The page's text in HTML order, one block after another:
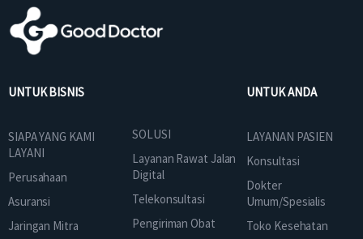
UNTUK BISNIS
SIAPA YANG KAMI
LAYANI
Perusahaan
Asuransi
Jaringan Mitra
SOLUSI
Layanan Rawat Jalan
Digital
Telekonsultasi
Pengiriman Obat
UNTUK ANDA
LAYANAN PASIEN
Konsultasi
Dokter
Umum/Spesialis
Toko Kesehatan